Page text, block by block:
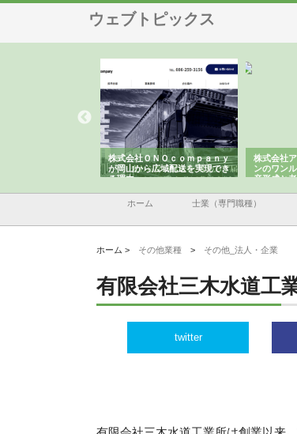
ウェブトピックス
株式会社ＯＮＯｃｏｍｐａｎｙ
が岡山から広域配送を実現でき
る理由
株式会社
ンのワン
産形成と
ホーム 士業（専門職種）
ホーム > その他業種 > その他_法人・企業
有限会社三木水道工
twitter